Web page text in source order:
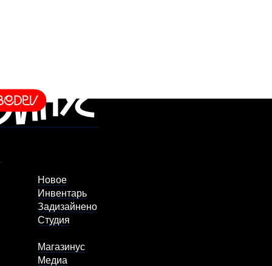
Новое
Инвентарь
Задизайнено
Студия
Магазинус
Медиа